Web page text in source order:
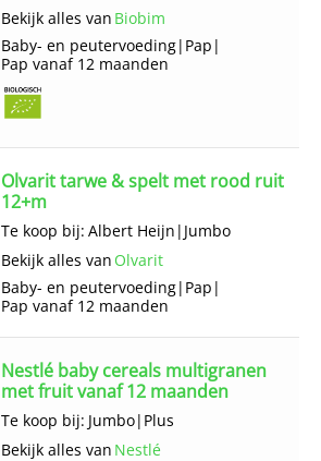
Bekijk alles van Biobim
Baby- en peutervoeding| Pap |
Pap vanaf 12 maanden
Olvarit tarwe & spelt met rood ruit
12+m
Te koop bij: Albert Heijn | Jumbo
Bekijk alles van Olvarit
Baby- en peutervoeding| Pap |
Pap vanaf 12 maanden
Nestlé baby cereals multigranen
met fruit vanaf 12 maanden
Te koop bij: Jumbo| Plus
Bekijk alles van Nestlé